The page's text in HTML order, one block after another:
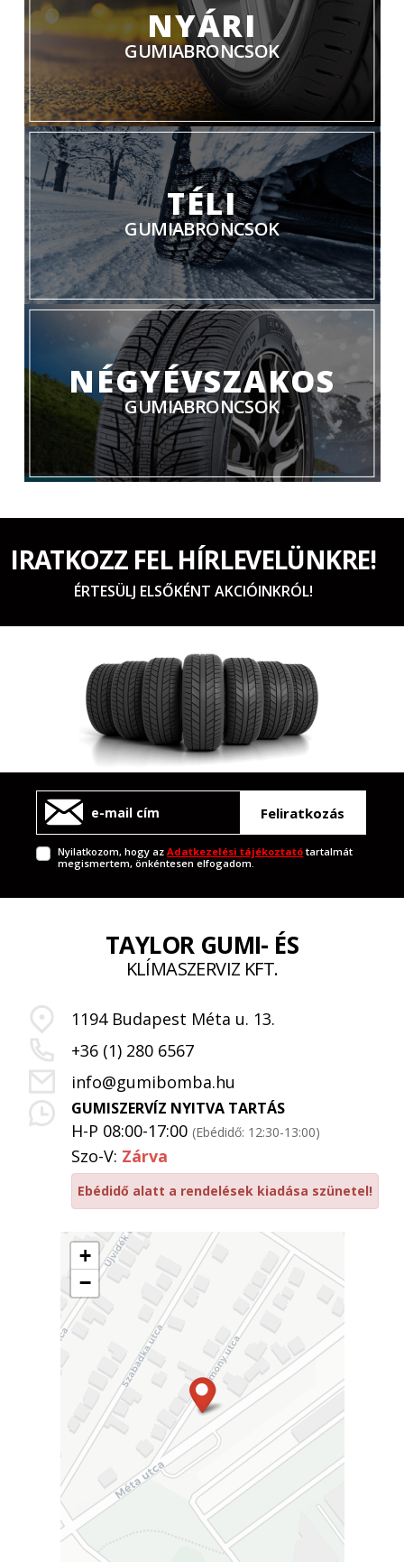
NYÁRI
GUMIABRONCSOK
TÉLI
GUMIABRONCSOK
NÉGYÉVSZAKOS
GUMIABRONCSOK
IRATKOZZ FEL HÍRLEVELÜNKRE!
ÉRTESÜLJ ELSŐKÉNT AKCIÓINKRÓL!
Feliratkozás
Nyilatkozom, hogy azAdatkezelési tájékoztató tartalmát
megismertem, önkéntesen elfogadom.
+
−
TAYLOR GUMI- ÉS
KLÍMASZERVIZ KFT.
1194 Budapest Méta u. 13.
+36 (1) 280 6567
info@gumibomba.hu
GUMISZERVÍZ NYITVA TARTÁS
H-P 08:00-17:00 (Ebédidő: 12:30-13:00)
Szo-V: Zárva
Ebédidő alatt a rendelések kiadása szünetel!